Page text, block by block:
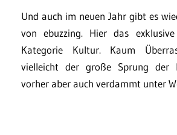
Und auch im neuen Jahr gibt es
von ebuzzing. Hier das
Kategorie Kultur. Kaum
vielleicht der große Sprung der
vorher aber auch verdammt unter